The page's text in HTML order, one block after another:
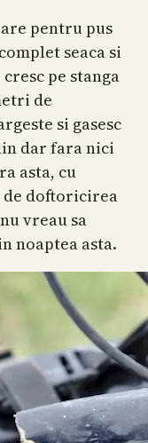
pentru pus
seaca si
pe stanga
de
si gasesc
dar fara nici
asta, cu
de doftoricirea
vreau sa
noaptea asta.